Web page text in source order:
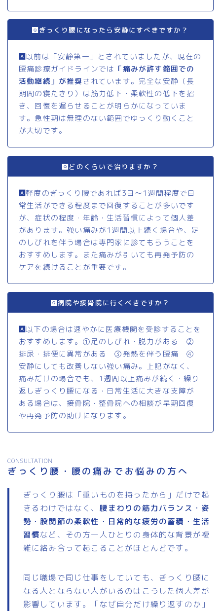
ぎっくり腰になったら安静にすべきですか？
以前は「安静第一」とされていましたが、現在の
腰痛診療ガイドラインでは 「痛みが許す範囲での
活動継続」が推奨されています。完全な安静（長
期間の寝たきり）は筋力低下・柔軟性の低下を招
き、回復を遅らせることが明らかになっていま
す。急性期は無理のない範囲でゆっくり動くこと
が大切です。
どのくらいで治りますか？
軽度のぎっくり腰であれば3日〜1週間程度で日
常生活ができる程度まで回復することが多いです
が、症状の程度・年齢・生活習慣によって個人差
があります。強い痛みが1週間以上続く場合や、足
のしびれを伴う場合は専門家に診てもらうことを
おすすめします。また痛みが引いても再発予防の
ケアを続けることが重要です。
病院や接骨院に行くべきですか？
以下の場合は速やかに医療機関を受診することを
おすすめします。①足のしびれ・脱力がある ②
排尿・排便に異常がある ③発熱を伴う腰痛 ④
安静にしても改善しない強い痛み。上記がなく、
痛みだけの場合でも、1週間以上痛みが続く・繰り
返しぎっくり腰になる・日常生活に大きな支障が
ある場合は、接骨院・整骨院への相談が早期回復
や再発予防の助けになります。
CONSULTATION
ぎっくり腰・腰の痛みでお悩みの方へ
ぎっくり腰は「重いものを持ったから」だけで起
きるわけではなく、 腰まわりの筋力バランス・姿
勢・股関節の柔軟性・日常的な疲労の蓄積・生活
習慣など、その方一人ひとりの身体的な背景が複
雑に絡み合って起こることがほとんどです。
同じ職場で同じ仕事をしていても、ぎっくり腰に
なる人とならない人がいるのはこうした個人差が
影響しています。「なぜ自分だけ繰り返すのか」